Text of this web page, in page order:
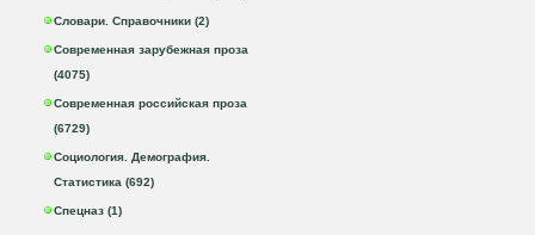
Словари. Справочники (2)
Современная зарубежная проза
(4075)
Современная российская проза
(6729)
Социология. Демография.
Статистика (692)
Спецназ (1)